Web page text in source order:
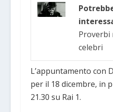
Proverbi
celebri
L’appuntamento con
per il 18 dicembre, in
21.30 su Rai 1.